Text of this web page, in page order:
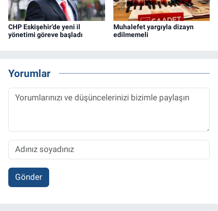
CHP Eskişehir’de yeni il
yönetimi göreve başladı
Muhalefet yargıyla dizayn
edilmemeli
Yorumlar
Gönder